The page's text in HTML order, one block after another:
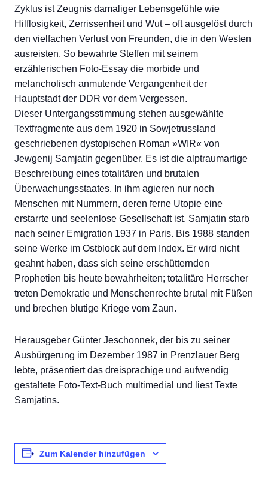
Zyklus ist Zeugnis damaliger Lebensgefühle wie
Hilflosigkeit, Zerrissenheit und Wut – oft ausgelöst durch
den vielfachen Verlust von Freunden, die in den Westen
ausreisten. So bewahrte Steffen mit seinem
erzählerischen Foto-Essay die morbide und
melancholisch anmutende Vergangenheit der
Hauptstadt der DDR vor dem Vergessen.
Dieser Untergangsstimmung stehen ausgewählte
Textfragmente aus dem 1920 in Sowjetrussland
geschriebenen dystopischen Roman »WIR« von
Jewgenij Samjatin gegenüber. Es ist die alptraumartige
Beschreibung eines totalitären und brutalen
Überwachungsstaates. In ihm agieren nur noch
Menschen mit Nummern, deren ferne Utopie eine
erstarrte und seelenlose Gesellschaft ist. Samjatin starb
nach seiner Emigration 1937 in Paris. Bis 1988 standen
seine Werke im Ostblock auf dem Index. Er wird nicht
geahnt haben, dass sich seine erschütternden
Prophetien bis heute bewahrheiten; totalitäre Herrscher
treten Demokratie und Menschenrechte brutal mit Füßen
und brechen blutige Kriege vom Zaun.
Herausgeber Günter Jeschonnek, der bis zu seiner
Ausbürgerung im Dezember 1987 in Prenzlauer Berg
lebte, präsentiert das dreisprachige und aufwendig
gestaltete Foto-Text-Buch multimedial und liest Texte
Samjatins.
Zum Kalender hinzufügen